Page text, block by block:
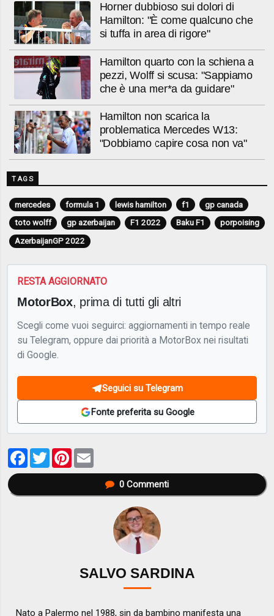
Horner dubbioso sui dolori di
Hamilton: "È come qualcuno che
si tuffa in area di rigore"
Hamilton quarto con la schiena a
pezzi, Wolff si scusa: "Sappiamo
che è una mer*a da guidare"
Hamilton non scarica la
problematica Mercedes W13:
"Dobbiamo capire cosa non va"
TAGS
mercedes formula 1 lewis hamilton f1
gp canada
toto wolff
gp azerbaijan F1 2022 Baku F1
porpoising
AzerbaijanGP 2022
RESTA AGGIORNATO
MotorBox, prima di tutti gli altri
Scegli come vuoi seguirci: aggiornamenti in tempo reale
su Telegram, oppure dai priorità a MotorBox nei risultati
di Google.
Seguici su Telegram
Fonte preferita su Google
Facebook
TwitterPinterest
0Commenti
SALVO SARDINA
Nato a Palermo nel 1988, sin da bambino manifesta una